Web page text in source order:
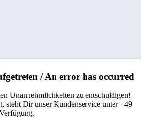
/ An error has occurred
Unannehmlichkeiten zu entschuldigen!
steht Dir unser Kundenservice unter +49